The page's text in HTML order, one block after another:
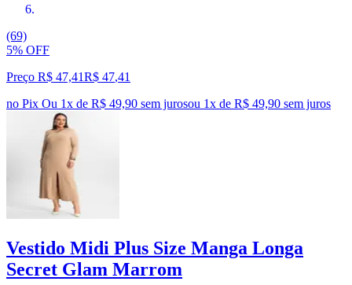
(69)
5% OFF
Preço R$ 47,41R$ 47,41
no Pix Ou 1x de R$ 49,90 sem jurosou 1x de R$ 49,90 sem juros
Vestido Midi Plus Size Manga Longa
Secret Glam Marrom